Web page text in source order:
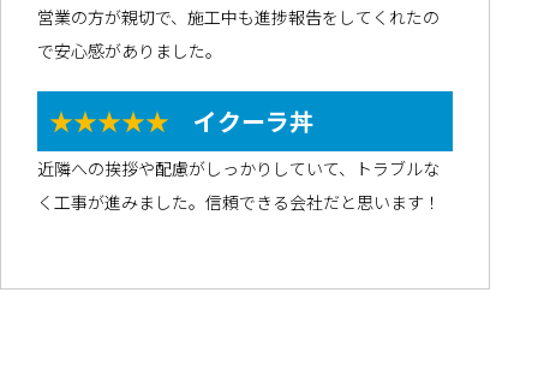
営業の方が親切で、施工中も進捗報告をしてくれたの
で安心感がありました。
★★★★★ イクーラ丼
近隣への挨拶や配慮がしっかりしていて、トラブルな
く工事が進みました。信頼できる会社だと思います！